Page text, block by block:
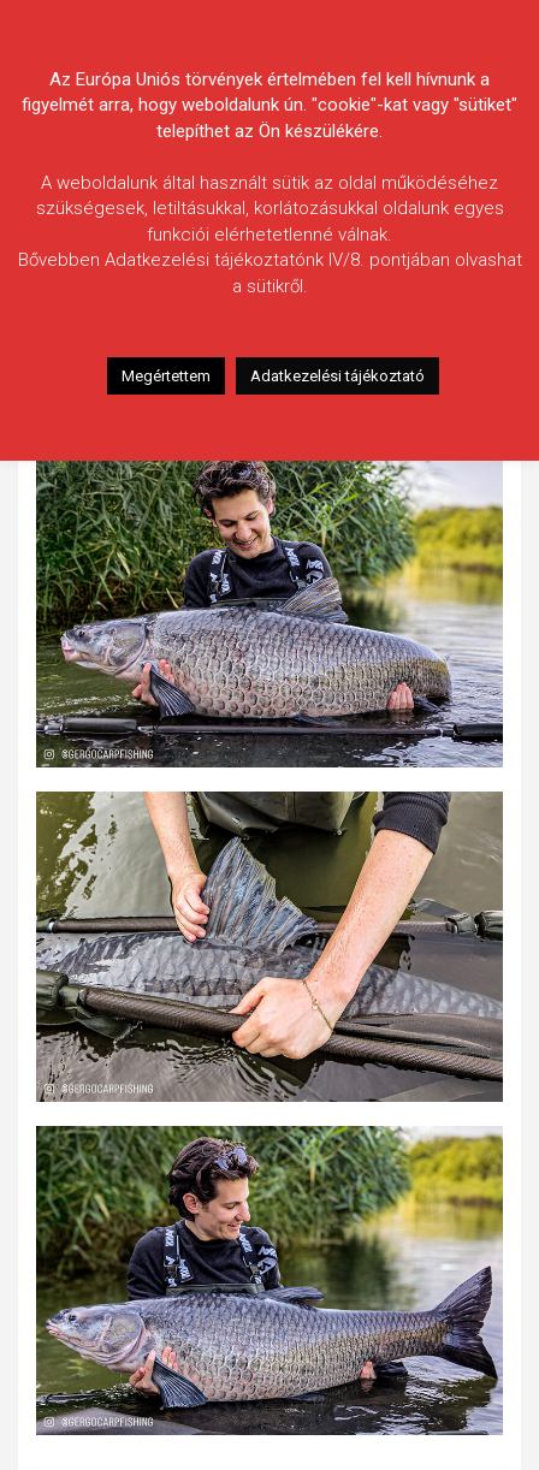
Egyesületek Szövetsége
Balázs Gergő
Halfaj: Fekete amur
Fogott hal adatai: 36 kg
Az Európa Uniós törvények értelmében fel kell hívnunk a
figyelmét arra, hogy weboldalunk ún. "cookie"-kat vagy "sütiket"
telepíthet az Ön készülékére.
A weboldalunk által használt sütik az oldal működéséhez
szükségesek, letiltásukkal, korlátozásukkal oldalunk egyes
funkciói elérhetetlenné válnak.
Bővebben Adatkezelési tájékoztatónk IV/8. pontjában olvashat
a sütikről.
Megértettem Adatkezelési tájékoztató